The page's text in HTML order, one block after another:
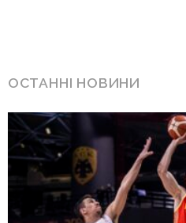
ОСТАННІ НОВИНИ